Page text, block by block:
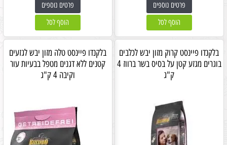
פרטים נוספים
הוסף לסל
פרטים נוספים
הוסף לסל
בלקנדו פיינסט קרוק מזון יבש לכלבים
בוגרים מגזע קטן על בסיס בשר ברווז 4
ק"ג
בלקנדו פיינסט טלה מזון יבש לגזעים
קטנים ללא דגנים מטפל בבעיות עור
וקיבה 4 ק"ג